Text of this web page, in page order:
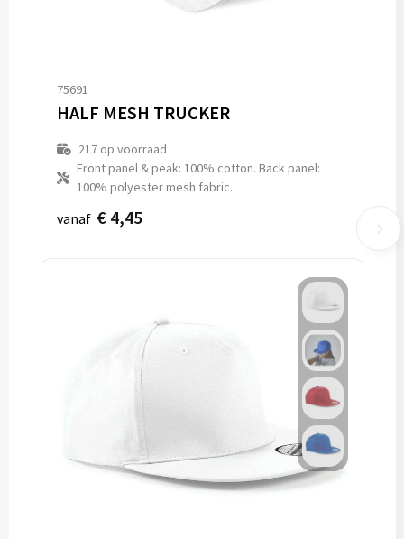
75691
HALF MESH TRUCKER
217op voorraad
Front panel & peak: 100% cotton. Back panel:
100% polyester mesh fabric.
vanaf € 4,45